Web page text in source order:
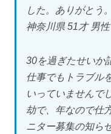
した。ありがとう。
神奈川県 51才 男
30を過ぎたせいか
仕事でもトラブル
いっていませんで
劫で、年なので仕
ニター募集の知ら